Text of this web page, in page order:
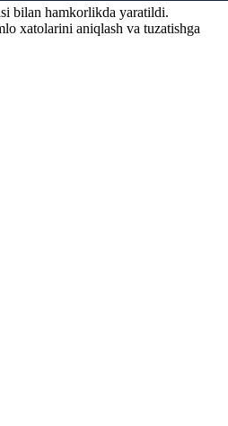
bilan hamkorlikda yaratildi.
xatolarini aniqlash va tuzatishga